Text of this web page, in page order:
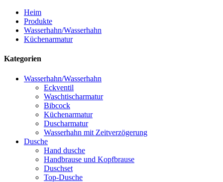
Heim
Produkte
Wasserhahn/Wasserhahn
Küchenarmatur
Kategorien
Wasserhahn/Wasserhahn
Eckventil
Waschtischarmatur
Bibcock
Küchenarmatur
Duscharmatur
Wasserhahn mit Zeitverzögerung
Dusche
Hand dusche
Handbrause und Kopfbrause
Duschset
Top-Dusche